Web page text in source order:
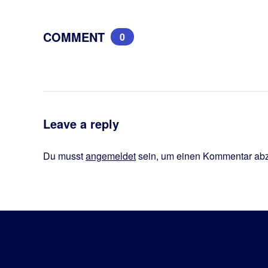
COMMENT 0
Leave a reply
Du musstangemeldetsein, um einen Kommentar